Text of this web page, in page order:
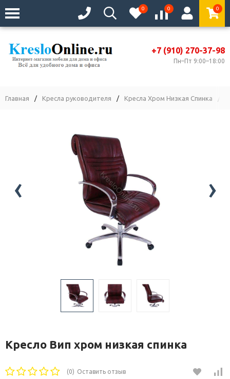
0 0 0
+7 (910) 270-37-98
Пн–Пт 9:00–18:00
Главная / Кресла руководителя / Кресла Хром Низкая Спинка
‹ ›
Кресло Вип хром низкая спинка
(0) Оставить отзыв